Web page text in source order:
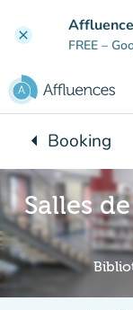
clear
FREE –
arrow_leftBack to:
Booking
Salles